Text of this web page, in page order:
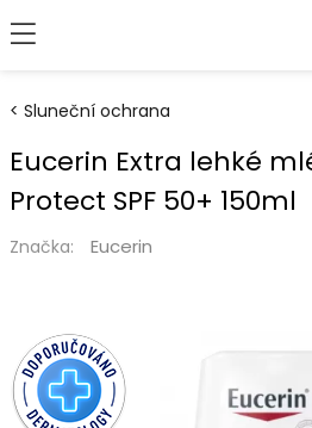
Sluneční ochrana
Eucerin Extra lehké
Protect SPF 50+ 150ml
Značka: Eucerin